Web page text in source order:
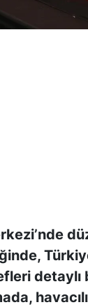
detaylı